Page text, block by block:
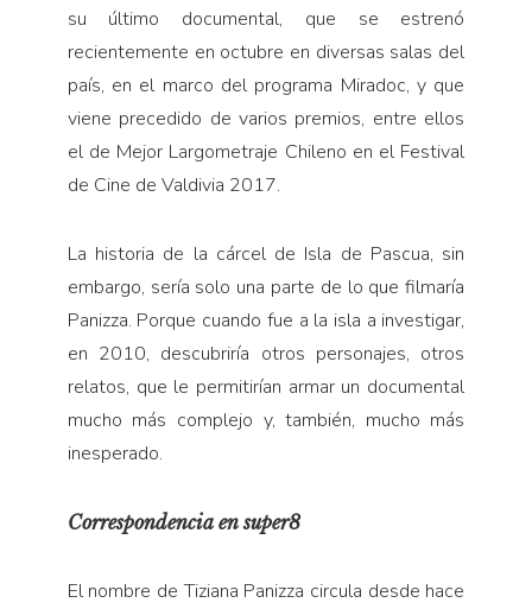
su último documental, que se estrenó
recientemente en octubre en diversas salas del
país, en el marco del programa Miradoc, y que
viene precedido de varios premios, entre ellos
el de Mejor Largometraje Chileno en el Festival
de Cine de Valdivia 2017.
La historia de la cárcel de Isla de Pascua, sin
embargo, sería solo una parte de lo que filmaría
Panizza. Porque cuando fue a la isla a investigar,
en 2010, descubriría otros personajes, otros
relatos, que le permitirían armar un documental
mucho más complejo y, también, mucho más
inesperado.
Correspondencia en super8
El nombre de Tiziana Panizza circula desde hace